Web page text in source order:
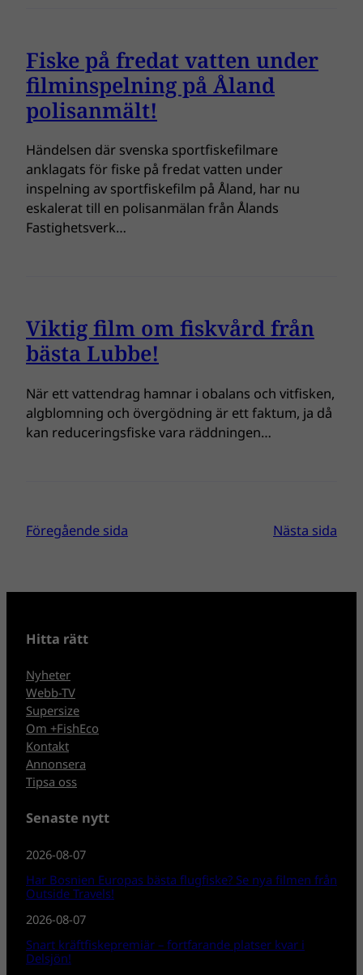
Fiske på fredat vatten under
filminspelning på Åland
polisanmält!
Händelsen där svenska sportfiskefilmare
anklagats för fiske på fredat vatten under
inspelning av sportfiskefilm på Åland, har nu
eskalerat till en polisanmälan från Ålands
Fastighetsverk…
Viktig film om fiskvård från
bästa Lubbe!
När ett vattendrag hamnar i obalans och vitfisken,
algblomning och övergödning är ett faktum, ja då
kan reduceringsfiske vara räddningen…
Föregående sida Nästa sida
Hitta rätt
Nyheter
Webb-TV
Supersize
Om +FishEco
Kontakt
Annonsera
Tipsa oss
Senaste nytt
2026-08-07
Har Bosnien Europas bästa flugfiske? Se nya filmen från
Outside Travels!
2026-08-07
Snart kräftfiskepremiär – fortfarande platser kvar i
Delsjön!